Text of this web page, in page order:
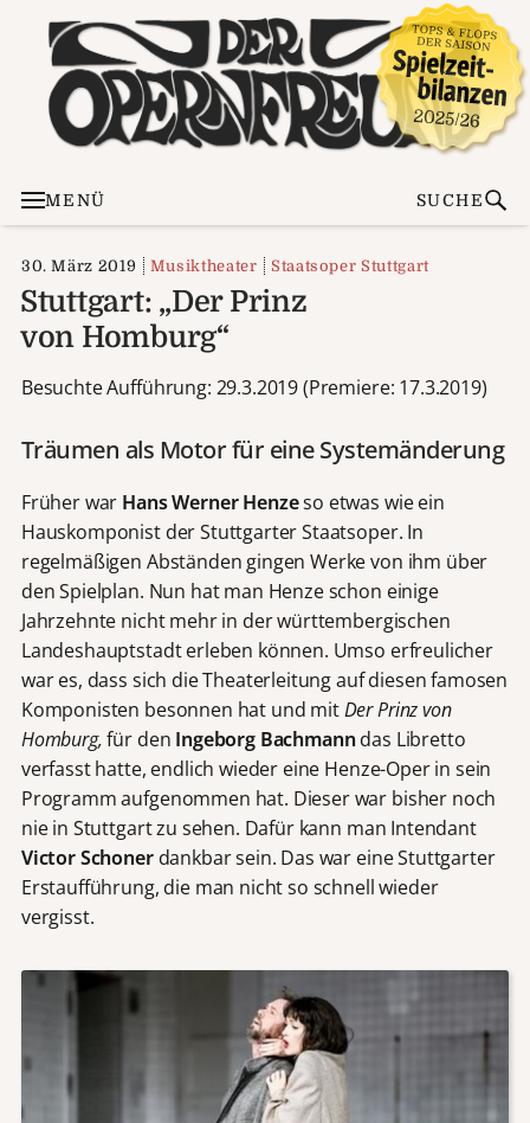
MENÜ SUCHE
30. März 2019 Musiktheater Staatsoper Stuttgart
Stuttgart: „Der Prinz
von Homburg“
Besuchte Aufführung: 29.3.2019 (Premiere: 17.3.2019)
Träumen als Motor für eine Systemänderung
Früher war Hans Werner Henzeso etwas wie ein
Hauskomponist der Stuttgarter Staatsoper. In
regelmäßigen Abständen gingen Werke von ihm über
den Spielplan. Nun hat man Henze schon einige
Jahrzehnte nicht mehr in der württembergischen
Landeshauptstadt erleben können. Umso erfreulicher
war es, dass sich die Theaterleitung auf diesen famosen
Komponisten besonnen hat und mitDer Prinz von
Homburg,für den Ingeborg Bachmanndas Libretto
verfasst hatte, endlich wieder eine Henze-Oper in sein
Programm aufgenommen hat. Dieser war bisher noch
nie in Stuttgart zu sehen. Dafür kann man Intendant
Victor Schoner dankbar sein. Das war eine Stuttgarter
Erstaufführung, die man nicht so schnell wieder
vergisst.